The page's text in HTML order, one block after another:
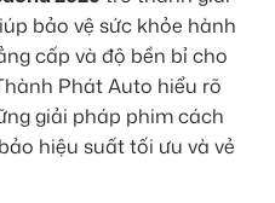
bảo vệ sức khỏe hành
cấp và độ bền bỉ cho
Phát Auto hiểu rõ
giải pháp phim cách
hiệu suất tối ưu và vẻ